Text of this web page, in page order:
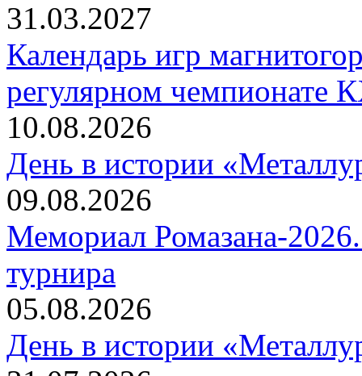
31.03.2027
Календарь игр
регулярном чемпионате
10.08.2026
День в истории
09.08.2026
Мемориал Ромазана-2026.
турнира
05.08.2026
День в истории